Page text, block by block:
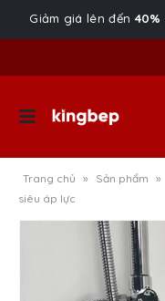
Giảm giá lên đến 40%
Trang chủ » Sản phẩm »
siêu áp lực